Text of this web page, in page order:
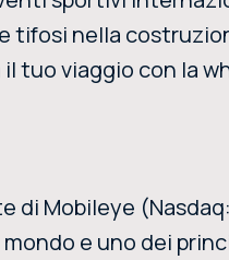
tifosi nella
tuo viaggio con la
di Mobileye
e uno dei